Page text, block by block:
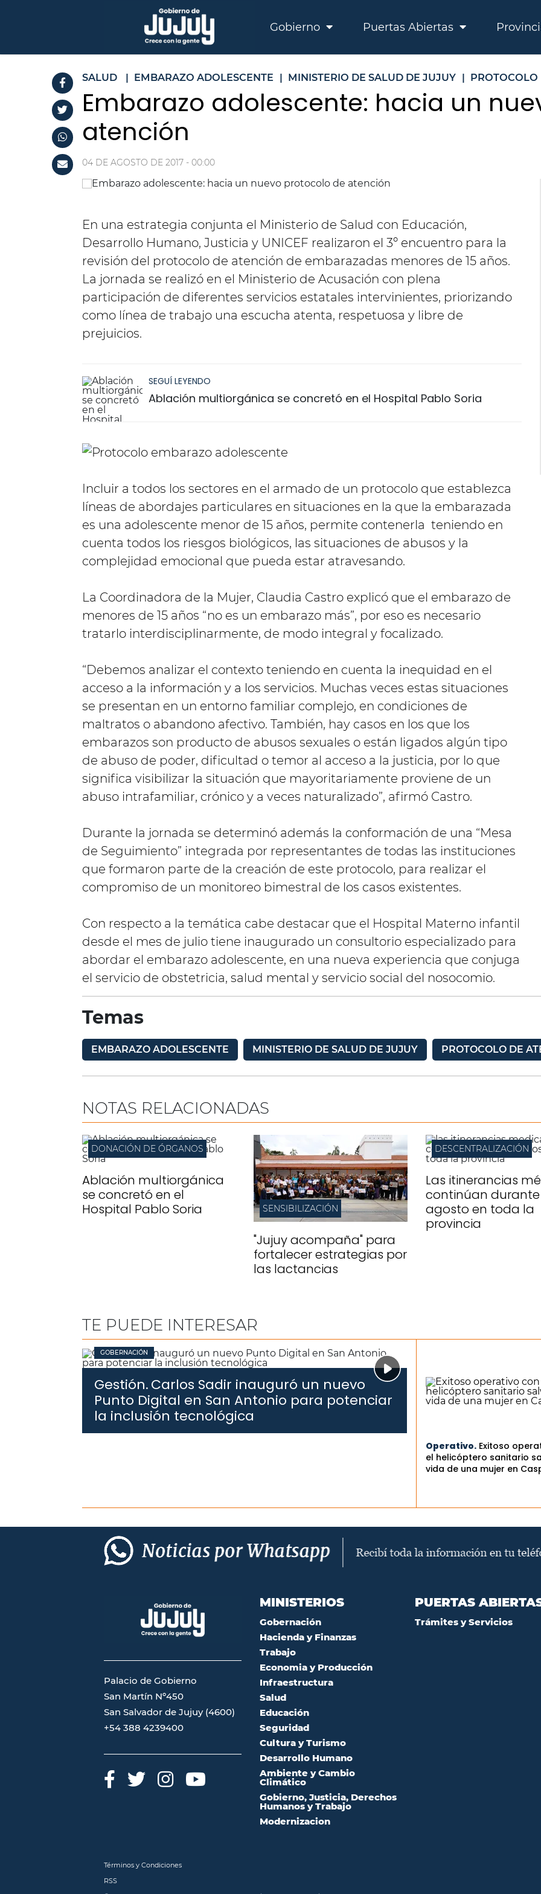
Gobierno Puertas Abiertas
SALUD | EMBARAZO ADOLESCENTE | MINISTERIO DE SALUD DE JUJUY | PROTOCOLO
Embarazo adolescente: hacia un
atención
04 DE AGOSTO DE 2017 - 00:00
En una estrategia conjunta el Ministerio de Salud con Educación,
Desarrollo Humano, Justicia y UNICEF realizaron el 3º encuentro para la
revisión del protocolo de atención de embarazadas menores de 15 años.
La jornada se realizó en el Ministerio de Acusación con plena
participación de diferentes servicios estatales intervinientes, priorizando
como línea de trabajo una escucha atenta, respetuosa y libre de
prejuicios.
SEGUÍ LEYENDO
Ablación multiorgánica se concretó en el Hospital Pablo Soria
Incluir a todos los sectores en el armado de un protocolo que establezca
líneas de abordajes particulares en situaciones en la que la embarazada
es una adolescente menor de 15 años, permite contenerla teniendo en
cuenta todos los riesgos biológicos, las situaciones de abusos y la
complejidad emocional que pueda estar atravesando.
La Coordinadora de la Mujer, Claudia Castro explicó que el embarazo de
menores de 15 años “no es un embarazo más”, por eso es necesario
tratarlo interdisciplinarmente, de modo integral y focalizado.
“Debemos analizar el contexto teniendo en cuenta la inequidad en el
acceso a la información y a los servicios. Muchas veces estas situaciones
se presentan en un entorno familiar complejo, en condiciones de
maltratos o abandono afectivo. También, hay casos en los que los
embarazos son producto de abusos sexuales o están ligados algún tipo
de abuso de poder, dificultad o temor al acceso a la justicia, por lo que
significa visibilizar la situación que mayoritariamente proviene de un
abuso intrafamiliar, crónico y a veces naturalizado”, afirmó Castro.
Durante la jornada se determinó además la conformación de una “Mesa
de Seguimiento” integrada por representantes de todas las instituciones
que formaron parte de la creación de este protocolo, para realizar el
compromiso de un monitoreo bimestral de los casos existentes.
Con respecto a la temática cabe destacar que el Hospital Materno infantil
desde el mes de julio tiene inaugurado un consultorio especializado para
abordar el embarazo adolescente, en una nueva experiencia que conjuga
el servicio de obstetricia, salud mental y servicio social del nosocomio.
Temas
EMBARAZO ADOLESCENTE MINISTERIO DE SALUD DE JUJUY PROTOCOLO DE
NOTAS RELACIONADAS
DONACIÓN DE ÓRGANOS
Ablación multiorgánica
se concretó en el
Hospital Pablo Soria
SENSIBILIZACIÓN
"Jujuy acompaña" para
fortalecer estrategias por
las lactancias
DESCENTRALIZACIÓN
Las itinerancias
continúan durante
agosto en toda la
provincia
TE PUEDE INTERESAR
GOBERNACIÓN
Gestión.Carlos Sadir inauguró un nuevo
Punto Digital en San Antonio para potenciar
la inclusión tecnológica
Operativo. Exitoso
el helicóptero sanitario
vida de una mujer en
Palacio de Gobierno
San Martín Nº450
San Salvador de Jujuy (4600)
+54 388 4239400
MINISTERIOS
Gobernación
Hacienda y Finanzas
Trabajo
Economia y Producción
Infraestructura
Salud
Educación
Seguridad
Cultura y Turismo
Desarrollo Humano
Ambiente y Cambio
Climático
Gobierno, Justicia, Derechos
Humanos y Trabajo
Modernizacion
PUERTAS
Trámites y Servicios
Términos y Condiciones
RSS